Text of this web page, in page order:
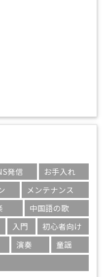
発信
お手入れ
メンテナンス
中国語の歌
入門
初心者向け
演奏
童謡